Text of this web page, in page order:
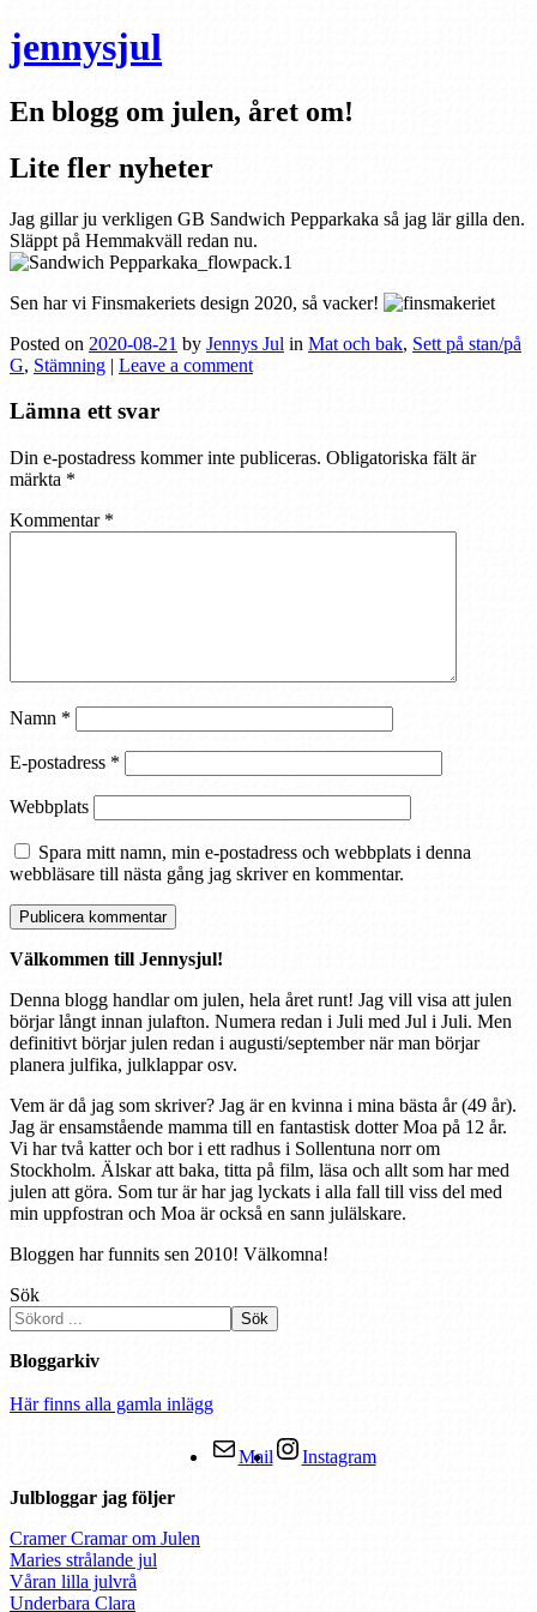
jennysjul
En blogg om julen, året om!
Lite fler nyheter
Jag gillar ju verkligen GB Sandwich Pepparkaka så jag lär gilla den.
Släppt på Hemmakväll redan nu.
Sen har vi Finsmakeriets design 2020, så vacker!
Posted on 2020-08-21 by Jennys Jul in Mat och bak, Sett på stan/på
G, Stämning | Leave a comment
Lämna ett svar
Din e-postadress kommer inte publiceras. Obligatoriska fält är
märkta *
Kommentar *
Namn *
E-postadress *
Webbplats
Spara mitt namn, min e-postadress och webbplats i denna
webbläsare till nästa gång jag skriver en kommentar.
Välkommen till Jennysjul!
Denna blogg handlar om julen, hela året runt! Jag vill visa att julen
börjar långt innan julafton. Numera redan i Juli med Jul i Juli. Men
definitivt börjar julen redan i augusti/september när man börjar
planera julfika, julklappar osv.
Vem är då jag som skriver? Jag är en kvinna i mina bästa år (49 år).
Jag är ensamstående mamma till en fantastisk dotter Moa på 12 år.
Vi har två katter och bor i ett radhus i Sollentuna norr om
Stockholm. Älskar att baka, titta på film, läsa och allt som har med
julen att göra. Som tur är har jag lyckats i alla fall till viss del med
min uppfostran och Moa är också en sann julälskare.
Bloggen har funnits sen 2010! Välkomna!
Sök
Sök
Bloggarkiv
Här finns alla gamla inlägg
Mail
Instagram
Julbloggar jag följer
Cramer Cramar om Julen
Maries strålande jul
Våran lilla julvrå
Underbara Clara